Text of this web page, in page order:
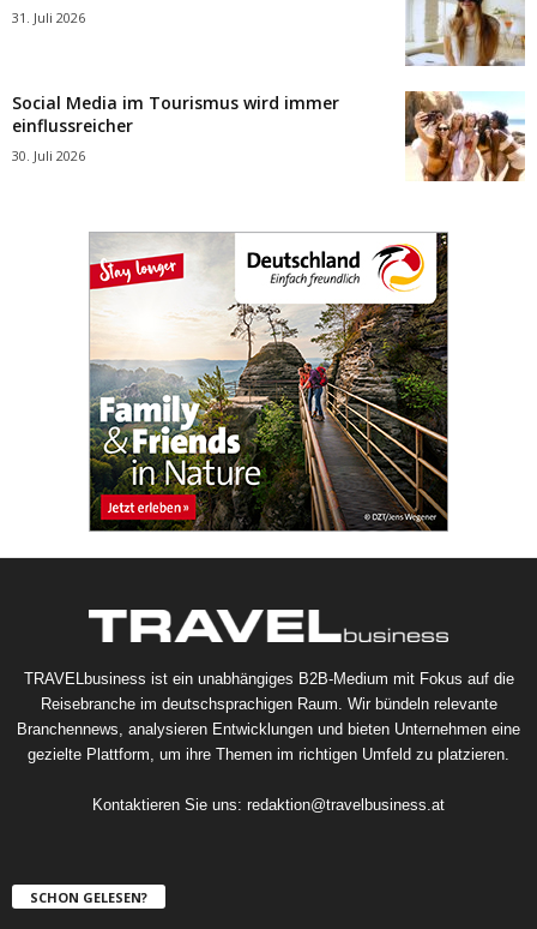
31. Juli 2026
Social Media im Tourismus wird immer
einflussreicher
30. Juli 2026
TRAVELbusiness ist ein unabhängiges B2B-Medium mit Fokus auf die
Reisebranche im deutschsprachigen Raum. Wir bündeln relevante
Branchennews, analysieren Entwicklungen und bieten Unternehmen eine
gezielte Plattform, um ihre Themen im richtigen Umfeld zu platzieren.
Kontaktieren Sie uns: redaktion@travelbusiness.at
SCHON GELESEN?